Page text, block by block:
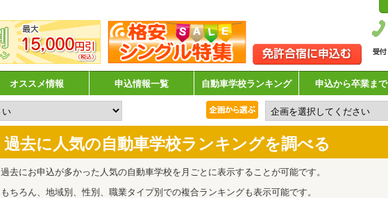
オススメ情報 申込情報一覧 自動車学校ランキング 申込から卒業まで
過去に人気の自動車学校ランキングを調べる
過去にお申込が多かった人気の自動車学校を月ごとに表示することが可能です。
もちろん、地域別、性別、職業タイプ別での複合ランキングも表示可能です。